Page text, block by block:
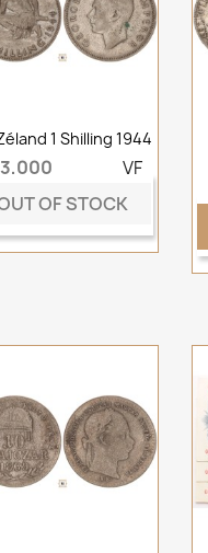
1 Shilling 1944
VF
OF STOCK